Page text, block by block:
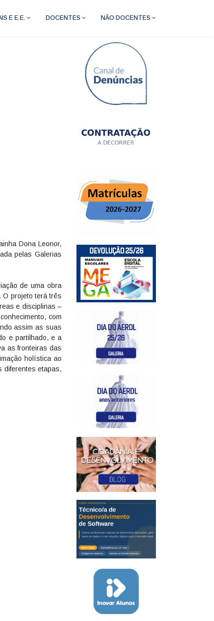
E E.E. DOCENTES NÃO DOCENTES
Dona Leonor,
pelas Galerias
de uma obra
O projeto terá três
e disciplinas –
com
assim as suas
e partilhado, e a
as fronteiras das
holística ao
diferentes etapas,